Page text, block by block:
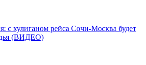
с хулиганом рейса Сочи-Москва будет
(ВИДЕО)